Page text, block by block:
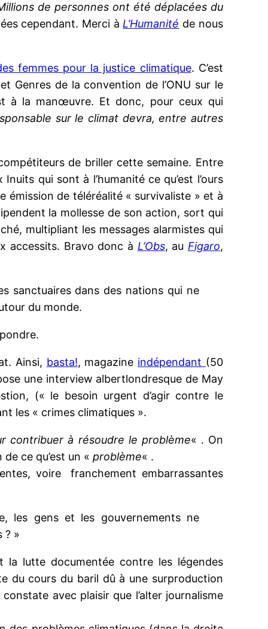
de personnes ont été déplacées du
cependant. Merci à L’Humanité de nous
femmes pour la justice climatique. C’est
Genres de la convention de l’ONU sur le
à la manœuvre. Et donc, pour ceux qui
sur le climat devra, entre autres
de briller cette semaine. Entre
qui sont à l’humanité ce qu’est l’ours
émission de téléréalité « survivaliste » et à
la mollesse de son action, sort qui
multipliant les messages alarmistes qui
accessits. Bravo donc à L’Obs, au Figaro,
sanctuaires dans des nations qui ne
du monde.
Ainsi, basta!, magazine indépendant (50
une interview albertlondresque de May
(« le besoin urgent d’agir contre le
les « crimes climatiques ».
contribuer à résoudre le problème« . On
de ce qu’est un «problème« .
voire franchement embarrassantes
les gens et les gouvernements ne
? »
la lutte documentée contre les légendes
du cours du baril dû à une surproduction
avec plaisir que l’alter journalisme